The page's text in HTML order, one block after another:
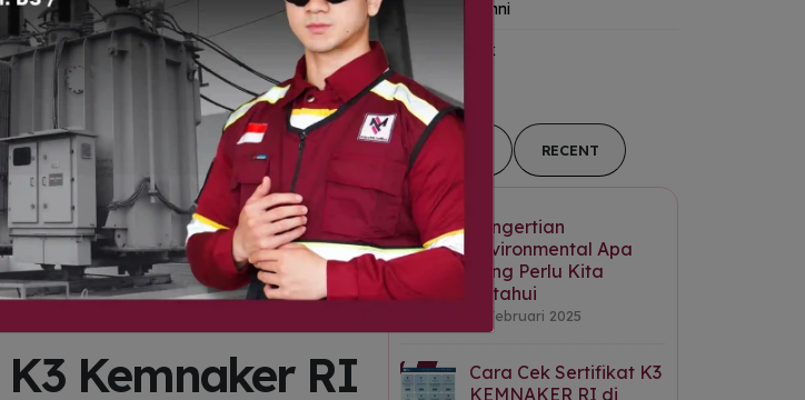
Kemnaker RI
Kanal Alumni
Tips-&-Trik
POPULAR RECENT
Pengertian
Environmental Apa
yang Perlu Kita
Ketahui
11 Februari 2025
Cara Cek Sertifikat K3
KEMNAKER RI di